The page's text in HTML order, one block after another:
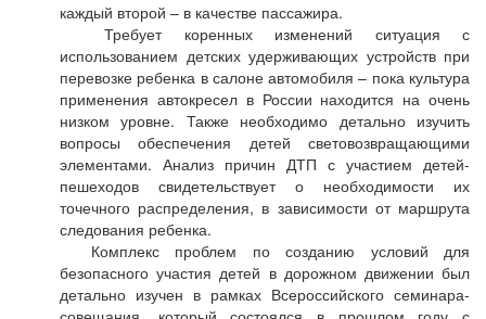
каждый второй – в качестве пассажира.
Требует коренных изменений ситуация с
использованием детских удерживающих устройств при
перевозке ребенка в салоне автомобиля – пока культура
применения автокресел в России находится на очень
низком уровне. Также необходимо детально изучить
вопросы обеспечения детей световозвращающими
элементами. Анализ причин ДТП с участием детей-
пешеходов свидетельствует о необходимости их
точечного распределения, в зависимости от маршрута
следования ребенка.
Комплекс проблем по созданию условий для
безопасного участия детей в дорожном движении был
детально изучен в рамках Всероссийского семинара-